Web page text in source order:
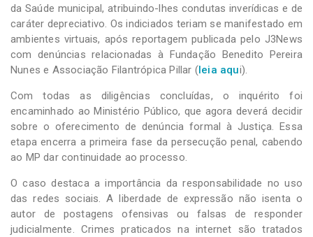
da Saúde municipal, atribuindo-lhes condutas inverídicas e de
caráter depreciativo. Os indiciados teriam se manifestado em
ambientes virtuais, após reportagem publicada pelo J3News
com denúncias relacionadas à Fundação Benedito Pereira
Nunes e Associação Filantrópica Pillar (leia aqui).
Com todas as diligências concluídas, o inquérito foi
encaminhado ao Ministério Público, que agora deverá decidir
sobre o oferecimento de denúncia formal à Justiça. Essa
etapa encerra a primeira fase da persecução penal, cabendo
ao MP dar continuidade ao processo.
O caso destaca a importância da responsabilidade no uso
das redes sociais. A liberdade de expressão não isenta o
autor de postagens ofensivas ou falsas de responder
judicialmente. Crimes praticados na internet são tratados